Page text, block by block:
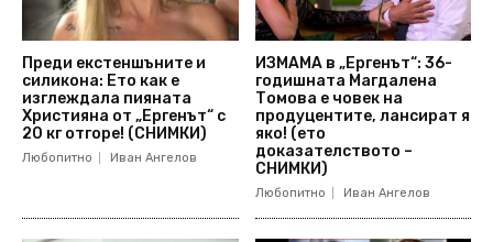
Преди екстеншъните и
силикона: Ето как е
изглеждала пияната
Християна от „Ергенът“ с
20 кг отгоре! (СНИМКИ)
Любопитно Иван Ангелов
ИЗМАМА в „Ергенът“: 36-
годишната Магдалена
Томова е човек на
продуцентите, лансират я
яко! (ето
доказателството –
СНИМКИ)
Любопитно Иван Ангелов